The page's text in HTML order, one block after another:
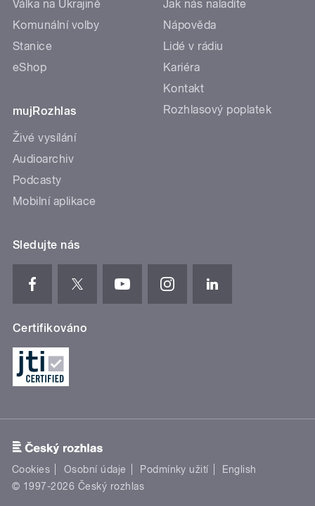
Válka na Ukrajině
Komunální volby
Stanice
eShop
mujRozhlas
Živé vysílání
Audioarchiv
Podcasty
Mobilní aplikace
Jak nás naladíte
Nápověda
Lidé v rádiu
Kariéra
Kontakt
Rozhlasový poplatek
Sledujte nás
Certifikováno
Cookies Osobní údaje Podmínky užití
English
© 1997-2026 Český rozhlas